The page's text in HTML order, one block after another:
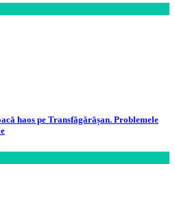
haos pe Transfăgărășan. Problemele